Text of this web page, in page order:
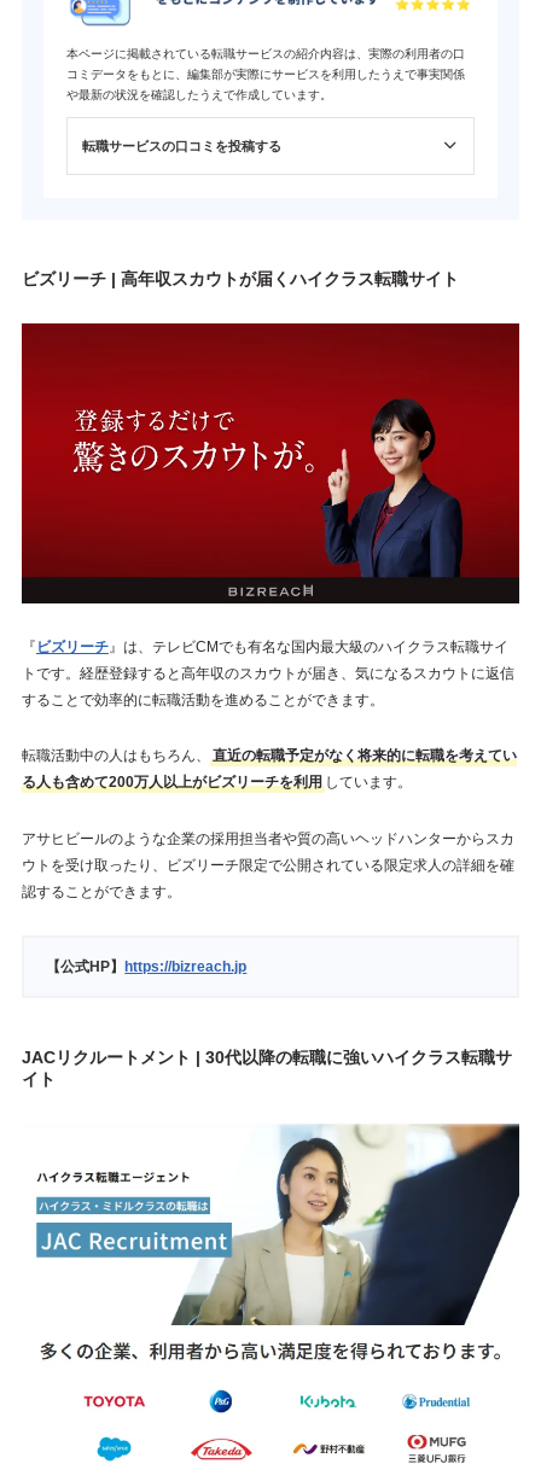
本ページに掲載されている転職サービスの紹介内容は、実際の利用者の口
コミデータをもとに、編集部が実際にサービスを利用したうえで事実関係
や最新の状況を確認したうえで作成しています。
転職サービスの口コミを投稿する
ビズリーチ | 高年収スカウトが届くハイクラス転職サイト
『 ビズリーチ』は、テレビCMでも有名な国内最大級のハイクラス転職サイ
トです。経歴登録すると高年収のスカウトが届き、気になるスカウトに返信
することで効率的に転職活動を進めることができます。
転職活動中の人はもちろん、
直近の転職予定がなく将来的に転職を考えてい
る人も含めて200万人以上がビズリーチを利用しています。
アサヒビールのような企業の採用担当者や質の高いヘッドハンターからスカ
ウトを受け取ったり、ビズリーチ限定で公開されている限定求人の詳細を確
認することができます。
【公式HP】 https://bizreach.jp
JACリクルートメント | 30代以降の転職に強いハイクラス転職サ
イト